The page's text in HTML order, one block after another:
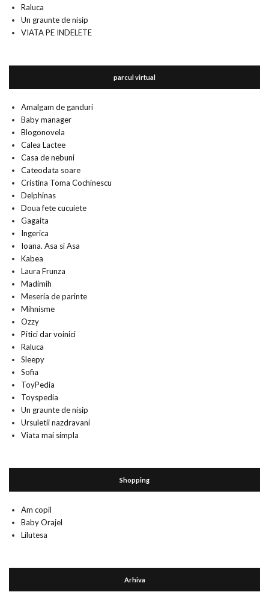
Raluca
Un graunte de nisip
VIATA PE INDELETE
parcul virtual
Amalgam de ganduri
Baby manager
Blogonovela
Calea Lactee
Casa de nebuni
Cateodata soare
Cristina Toma Cochinescu
Delphinas
Doua fete cucuiete
Gagaita
Ingerica
Ioana. Asa si Asa
Kabea
Laura Frunza
Madimih
Meseria de parinte
Mihnisme
Ozzy
Pitici dar voinici
Raluca
Sleepy
Sofia
ToyPedia
Toyspedia
Un graunte de nisip
Ursuletii nazdravani
Viata mai simpla
Shopping
Am copil
Baby Orajel
Lilutesa
Arhiva